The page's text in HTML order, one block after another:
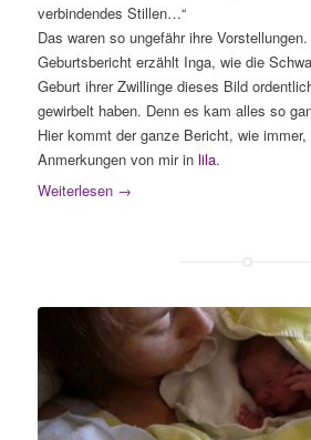
verbindendes Stillen…“
Das waren so ungefähr ihre
Geburtsbericht erzählt Inga, wie die
Geburt ihrer Zwillinge dieses Bild
gewirbelt haben. Denn es kam alles so
Hier kommt der ganze Bericht, wie
Anmerkungen von mir in lila.
Weiterlesen→